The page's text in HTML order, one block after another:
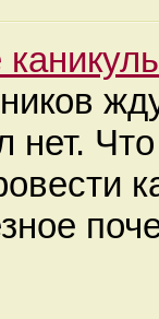
нет.